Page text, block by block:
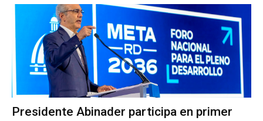
Presidente Abinader participa en primer